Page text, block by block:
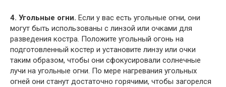
4. Угольные огни. Если у вас есть угольные огни, они
могут быть использованы с линзой или очками для
разведения костра. Положите угольный огонь на
подготовленный костер и установите линзу или очки
таким образом, чтобы они сфокусировали солнечные
лучи на угольные огни. По мере нагревания угольных
огней они станут достаточно горячими, чтобы загорелся